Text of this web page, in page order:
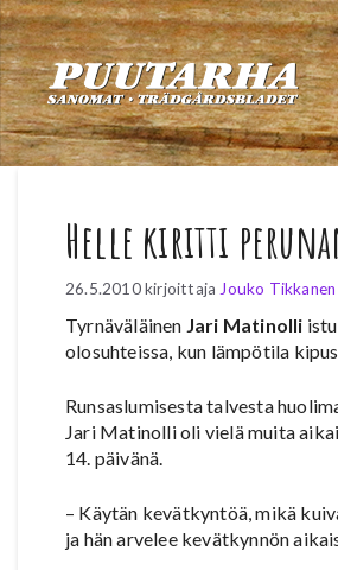
Siirry
sisältöön
Helle kiritti
26.5.2010 kirjoittaja Jouko Tikkanen
Tyrnäväläinen Jari Matinolli
olosuhteissa, kun lämpötila
Runsaslumisesta talvesta
Jari Matinolli oli vielä muita
14. päivänä.
– Käytän kevätkyntöä, mikä
ja hän arvelee kevätkynnön